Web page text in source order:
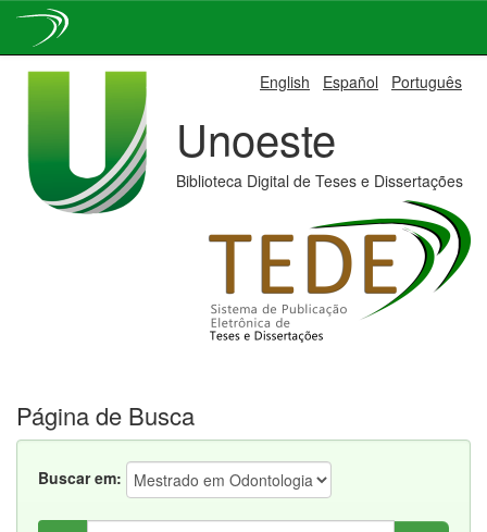
English Español Português
Unoeste
Biblioteca Digital de Teses e Dissertações
Página de Busca
Buscar em: